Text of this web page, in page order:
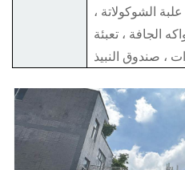
الشوكولاتة ،
الجافة ، تعبئة